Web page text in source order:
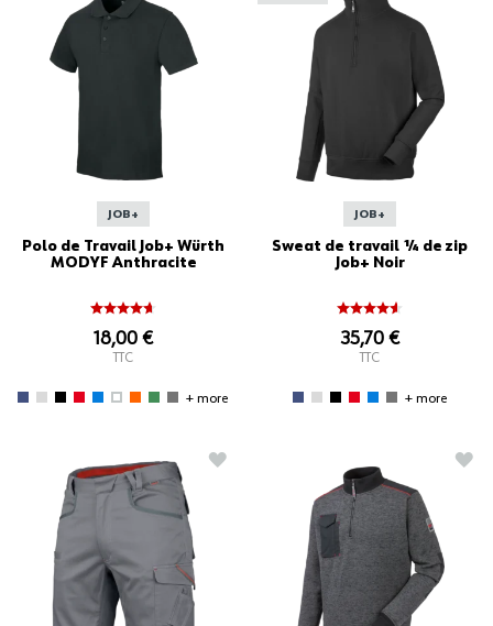
JOB+
Polo de Travail Job+ Würth
MODYF Anthracite
18,00 €
TTC
+ more
JOB+
Sweat de travail ¼ de zip
Job+ Noir
35,70 €
TTC
+ more
AJOUTER À LA LISTE D'ACHATS